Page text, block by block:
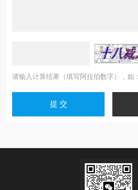
请输入计算结果（填写阿拉伯数字），如